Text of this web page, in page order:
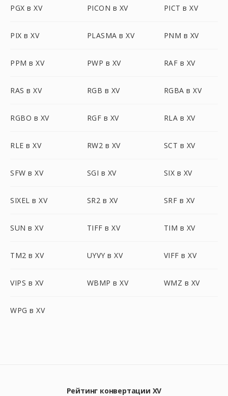
PGX в XV PICON в XV PICT в XV
PIX в XV PLASMA в XV PNM в XV
PPM в XV PWP в XV RAF в XV
RAS в XV RGB в XV RGBA в XV
RGBO в XV RGF в XV RLA в XV
RLE в XV RW2 в XV SCT в XV
SFW в XV SGI в XV SIX в XV
SIXEL в XV SR2 в XV SRF в XV
SUN в XV TIFF в XV TIM в XV
TM2 в XV UYVY в XV VIFF в XV
VIPS в XV WBMP в XV WMZ в XV
WPG в XV
Рейтинг конвертации XV